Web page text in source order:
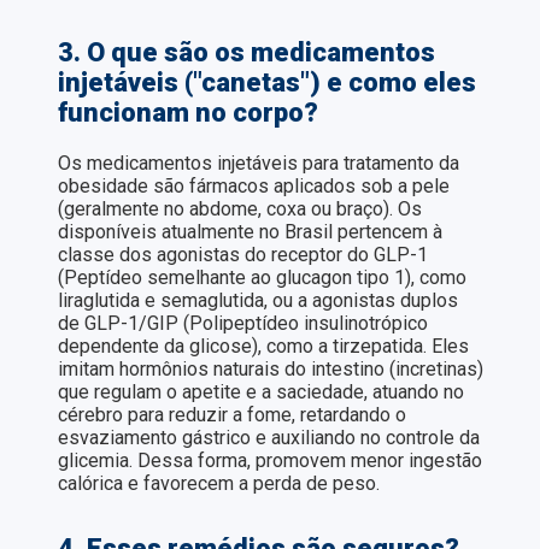
3. O que são os medicamentos
injetáveis ("canetas") e como eles
funcionam no corpo?
Os medicamentos injetáveis para tratamento da
obesidade são fármacos aplicados sob a pele
(geralmente no abdome, coxa ou braço). Os
disponíveis atualmente no Brasil pertencem à
classe dos agonistas do receptor do GLP-1
(Peptídeo semelhante ao glucagon tipo 1), como
liraglutida e semaglutida, ou a agonistas duplos
de GLP-1/GIP (Polipeptídeo insulinotrópico
dependente da glicose), como a tirzepatida. Eles
imitam hormônios naturais do intestino (incretinas)
que regulam o apetite e a saciedade, atuando no
cérebro para reduzir a fome, retardando o
esvaziamento gástrico e auxiliando no controle da
glicemia. Dessa forma, promovem menor ingestão
calórica e favorecem a perda de peso.